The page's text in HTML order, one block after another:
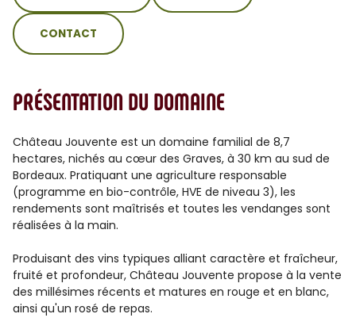
CONTACT
PRÉSENTATION DU DOMAINE
Château Jouvente est un domaine familial de 8,7
hectares, nichés au cœur des Graves, à 30 km au sud de
Bordeaux. Pratiquant une agriculture responsable
(programme en bio-contrôle, HVE de niveau 3), les
rendements sont maîtrisés et toutes les vendanges sont
réalisées à la main.
Produisant des vins typiques alliant caractère et fraîcheur,
fruité et profondeur, Château Jouvente propose à la vente
des millésimes récents et matures en rouge et en blanc,
ainsi qu'un rosé de repas.